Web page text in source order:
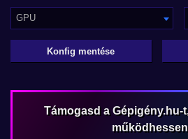
GPU
Konfig mentése
Támogasd a Gépigény.hu-